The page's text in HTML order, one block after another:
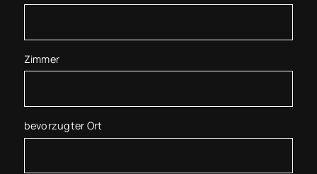
Zimmer
bevorzugter Ort